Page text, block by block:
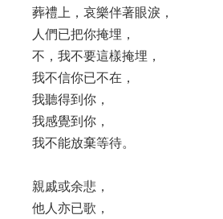
葬禮上，哀樂伴著眼淚，
人們已把你掩埋，
不，我不要這樣掩埋，
我不信你已不在，
我聽得到你，
我感覺到你，
我不能放棄等待。
親戚或余悲，
他人亦已歌，